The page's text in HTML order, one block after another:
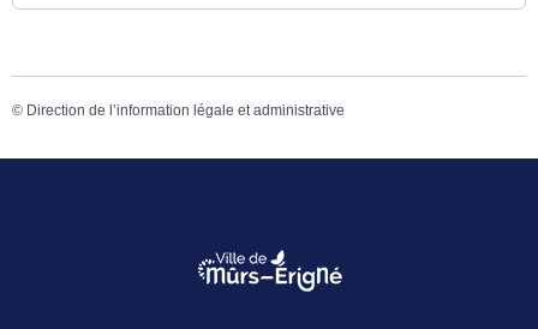
© Direction de l’information légale et administrative